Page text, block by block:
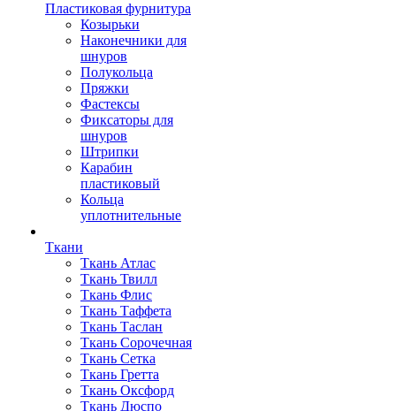
Пластиковая фурнитура
Козырьки
Наконечники для
шнуров
Полукольца
Пряжки
Фастексы
Фиксаторы для
шнуров
Штрипки
Карабин
пластиковый
Кольца
уплотнительные
Ткани
Ткань Атлас
Ткань Твилл
Ткань Флис
Ткань Таффета
Ткань Таслан
Ткань Сорочечная
Ткань Сетка
Ткань Гретта
Ткань Оксфорд
Ткань Дюспо